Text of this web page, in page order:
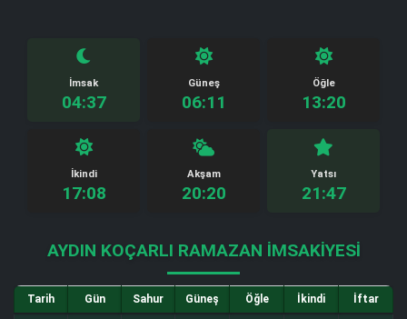
İmsak
04:37
Güneş
06:11
Öğle
13:20
İkindi
17:08
Akşam
20:20
Yatsı
21:47
AYDIN KOÇARLI RAMAZAN İMSAKIYESI
Tarih Gün Sahur Güneş Öğle İkindi İftar